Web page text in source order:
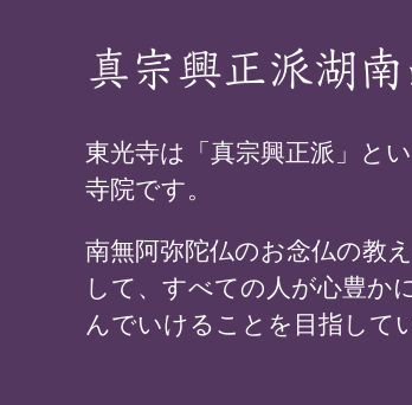
真宗興正派湖
東光寺は「真宗興正派」と
寺院です。
南無阿弥陀仏のお念仏の教
して、すべての人が心豊か
んでいけることを目指して